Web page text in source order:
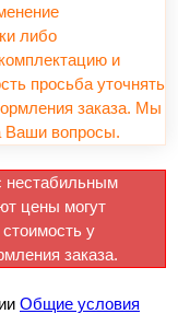
либо
и
просьба уточнять
заказа. Мы
Ваши вопросы.
цены могут
у
заказа.
Общие условия